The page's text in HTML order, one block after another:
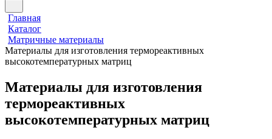
Главная
Каталог
Матричные материалы
Материалы для изготовления термореактивных
высокотемпературных матриц
Материалы для изготовления
термореактивных
высокотемпературных матриц